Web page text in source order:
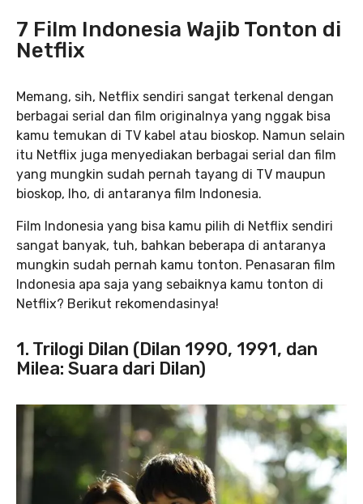
7 Film Indonesia Wajib Tonton di
Netflix
Memang, sih, Netflix sendiri sangat terkenal dengan
berbagai serial dan film originalnya yang nggak bisa
kamu temukan di TV kabel atau bioskop. Namun selain
itu Netflix juga menyediakan berbagai serial dan film
yang mungkin sudah pernah tayang di TV maupun
bioskop, lho, di antaranya film Indonesia.
Film Indonesia yang bisa kamu pilih di Netflix sendiri
sangat banyak, tuh, bahkan beberapa di antaranya
mungkin sudah pernah kamu tonton. Penasaran film
Indonesia apa saja yang sebaiknya kamu tonton di
Netflix? Berikut rekomendasinya!
1. Trilogi Dilan (Dilan 1990, 1991, dan
Milea: Suara dari Dilan)